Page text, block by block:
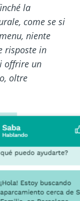
la
come se si
niente
risposte in
offrire un
oltre